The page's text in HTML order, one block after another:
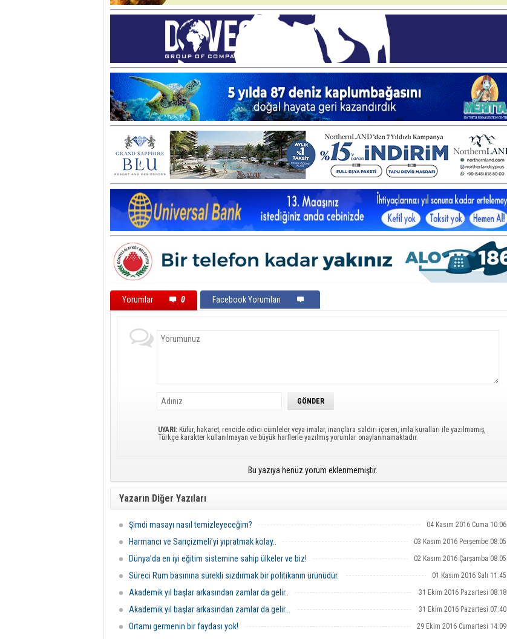
Yorumlar 0 Facebook Yorumları
UYARI: Küfür, hakaret, rencide edici cümleler veya imalar, inançlara saldırı içeren, imla kuralları ile yazılmamış,
Türkçe karakter kullanılmayan ve büyük harflerle yazılmış yorumlar onaylanmamaktadır.
Bu yazıya henüz yorum eklenmemiştir.
Yazarın Diğer Yazıları
Şimdi masayı nasıl temizleyeceğim? 04 Kasım 2016 Cuma 10:06
Harmancı ve Sarıçizmeli’yi yıpratmak kolay.. 03 Kasım 2016 Perşembe 08:05
Dünya’da en iyi eğitim sistemine sahip ülkeler ve biz! 02 Kasım 2016 Çarşamba 08:05
Süreci Rum basınına sürekli sızdırmak bir politikanın ürünüdür. 01 Kasım 2016 Salı 11:45
Akademik yıl başlar arkasından zamlar da gelir.. 31 Ekim 2016 Pazartesi 08:18
Akademik yıl başlar arkasından zamlar da gelir... 31 Ekim 2016 Pazartesi 07:40
Ortamı germenin bir faydası yok! 29 Ekim 2016 Cumartesi 14:09